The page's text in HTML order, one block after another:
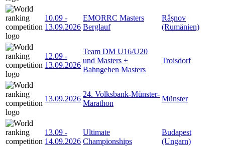
10.09 -
13.09.2026
EMORRC Masters
Berglauf
Râșnov
(Rumänien)
12.09 -
13.09.2026
Team DM U16/U20
und Masters +
Bahngehen Masters
Troisdorf
13.09.2026
24. Volksbank-Münster-
Marathon
Münster
13.09 -
14.09.2026
Ultimate
Championships
Budapest
(Ungarn)